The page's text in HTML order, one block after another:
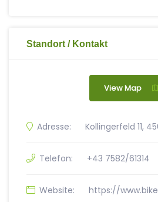
Standort / Kontakt
View Map
Adresse: Kollingerfeld 11,
Telefon: +43 7582/61314
Website: https://